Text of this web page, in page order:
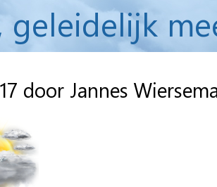
geleidelijk
door Jannes